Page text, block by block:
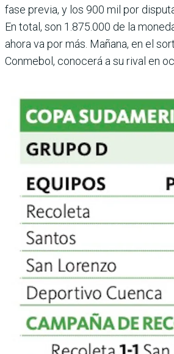
fase pre­via, y los 900 mil por
En total, son 1.875.000 de la
ahora va por más. Mañana, en el
Conmebol, conocerá a su rival en